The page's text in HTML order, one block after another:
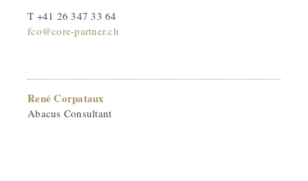
T +41 26 347 33 64
fco@core-partner.ch
René Corpataux
Abacus Consultant